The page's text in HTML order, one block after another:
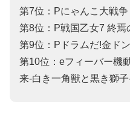
第7位：Pにゃんこ大戦争
第8位：P戦国乙女7 終焉
第9位：Pドラムだ!金ド
第10位：eフィーバー機
来-白き一角獣と黒き獅子